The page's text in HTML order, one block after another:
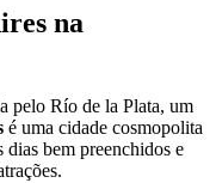
na
pelo Río de la Plata, um
é uma cidade cosmopolita
dias bem preenchidos e